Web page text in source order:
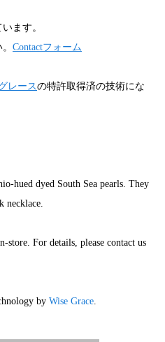
ます。
Contactフォーム
レースの特許取得済の技術にな
hued dyed South Sea pearls. They
necklace.
store. For details, please contact us
by Wise Grace.